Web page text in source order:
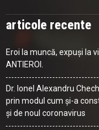
articole recente
Eroi la muncă, expuși la
ANTIEROI.
Dr. Ionel Alexandru
prin modul cum și-a
și de noul coronavirus